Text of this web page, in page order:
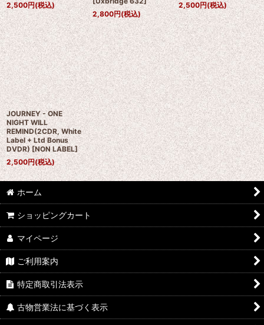
2,500円(税込)
2,800円(税込)
2,500円(税込)
JOURNEY - ONE
NIGHT WILL
REMIND(2CDR, White
Label + Ltd Bonus
DVDR) [NON LABEL]
2,500円(税込)
ホーム
ショッピングカート
マイページ
ご利用案内
特定商取引法表示
古物営業法に基づく表示